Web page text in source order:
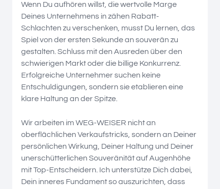
Wenn Du aufhören willst, die wertvolle Marge
Deines Unternehmens in zähen Rabatt-
Schlachten zu verschenken, musst Du lernen, das
Spiel von der ersten Sekunde an souverän zu
gestalten. Schluss mit den Ausreden über den
schwierigen Markt oder die billige Konkurrenz.
Erfolgreiche Unternehmer suchen keine
Entschuldigungen, sondern sie etablieren eine
klare Haltung an der Spitze.
Wir arbeiten im WEG-WEISER nicht an
oberflächlichen Verkaufstricks, sondern an Deiner
persönlichen Wirkung, Deiner Haltung und Deiner
unerschütterlichen Souveränität auf Augenhöhe
mit Top-Entscheidern. Ich unterstütze Dich dabei,
Dein inneres Fundament so auszurichten, dass